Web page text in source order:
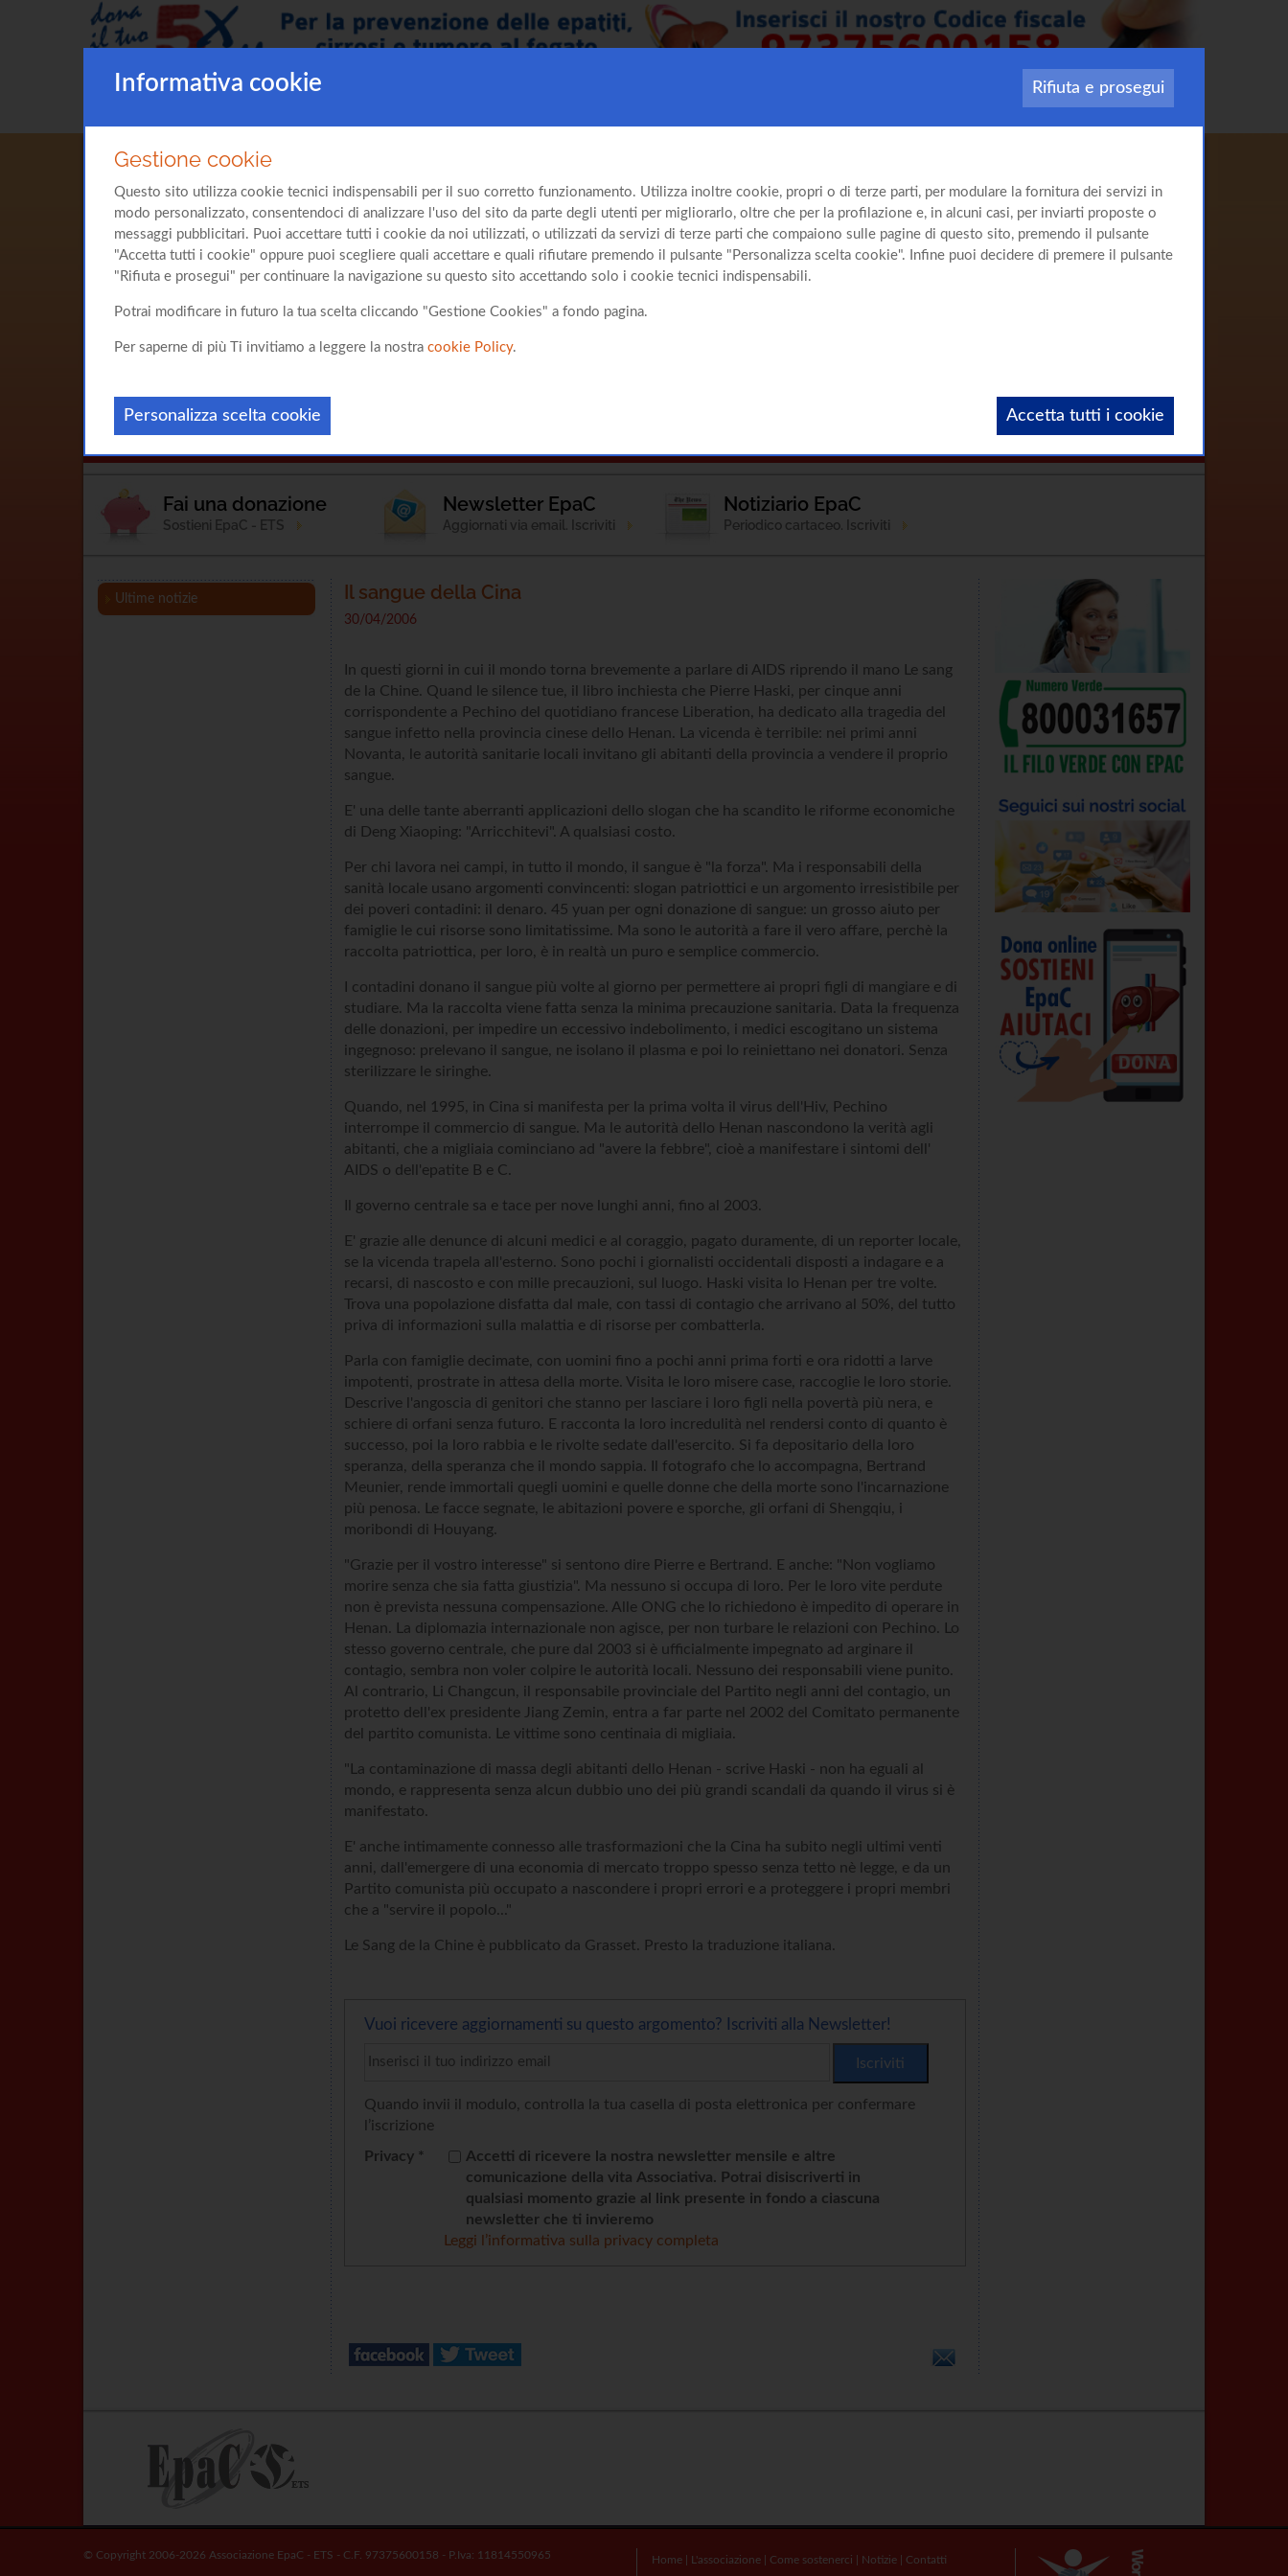
sull'Epatite C
Fai una donazione
Sostieni EpaC - ETS
Newsletter EpaC
Aggiornati via email. Iscriviti
Notiziario EpaC
Periodico cartaceo. Iscriviti
Ultime notizie Il sangue della Cina
30/04/2006
In questi giorni in cui il mondo torna brevemente a parlare di AIDS riprendo il mano Le sang
de la Chine. Quand le silence tue, il libro inchiesta che Pierre Haski, per cinque anni
corrispondente a Pechino del quotidiano francese Liberation, ha dedicato alla tragedia del
sangue infetto nella provincia cinese dello Henan. La vicenda è terribile: nei primi anni
Novanta, le autorità sanitarie locali invitano gli abitanti della provincia a vendere il proprio
sangue.
E' una delle tante aberranti applicazioni dello slogan che ha scandito le riforme economiche
di Deng Xiaoping: "Arricchitevi". A qualsiasi costo.
Per chi lavora nei campi, in tutto il mondo, il sangue è "la forza". Ma i responsabili della
sanità locale usano argomenti convincenti: slogan patriottici e un argomento irresistibile per
dei poveri contadini: il denaro. 45 yuan per ogni donazione di sangue: un grosso aiuto per
famiglie le cui risorse sono limitatissime. Ma sono le autorità a fare il vero affare, perchè la
raccolta patriottica, per loro, è in realtà un puro e semplice commercio.
I contadini donano il sangue più volte al giorno per permettere ai propri figli di mangiare e di
studiare. Ma la raccolta viene fatta senza la minima precauzione sanitaria. Data la frequenza
delle donazioni, per impedire un eccessivo indebolimento, i medici escogitano un sistema
ingegnoso: prelevano il sangue, ne isolano il plasma e poi lo reiniettano nei donatori. Senza
sterilizzare le siringhe.
Quando, nel 1995, in Cina si manifesta per la prima volta il virus dell'Hiv, Pechino
interrompe il commercio di sangue. Ma le autorità dello Henan nascondono la verità agli
abitanti, che a migliaia cominciano ad "avere la febbre", cioè a manifestare i sintomi dell'
AIDS o dell'epatite B e C.
Il governo centrale sa e tace per nove lunghi anni, fino al 2003.
E' grazie alle denunce di alcuni medici e al coraggio, pagato duramente, di un reporter locale,
se la vicenda trapela all'esterno. Sono pochi i giornalisti occidentali disposti a indagare e a
recarsi, di nascosto e con mille precauzioni, sul luogo. Haski visita lo Henan per tre volte.
Trova una popolazione disfatta dal male, con tassi di contagio che arrivano al 50%, del tutto
priva di informazioni sulla malattia e di risorse per combatterla.
Parla con famiglie decimate, con uomini fino a pochi anni prima forti e ora ridotti a larve
impotenti, prostrate in attesa della morte. Visita le loro misere case, raccoglie le loro storie.
Descrive l'angoscia di genitori che stanno per lasciare i loro figli nella povertà più nera, e
schiere di orfani senza futuro. E racconta la loro incredulità nel rendersi conto di quanto è
successo, poi la loro rabbia e le rivolte sedate dall'esercito. Si fa depositario della loro
speranza, della speranza che il mondo sappia. Il fotografo che lo accompagna, Bertrand
Meunier, rende immortali quegli uomini e quelle donne che della morte sono l'incarnazione
più penosa. Le facce segnate, le abitazioni povere e sporche, gli orfani di Shengqiu, i
moribondi di Houyang.
"Grazie per il vostro interesse" si sentono dire Pierre e Bertrand. E anche: "Non vogliamo
morire senza che sia fatta giustizia". Ma nessuno si occupa di loro. Per le loro vite perdute
non è prevista nessuna compensazione. Alle ONG che lo richiedono è impedito di operare in
Henan. La diplomazia internazionale non agisce, per non turbare le relazioni con Pechino. Lo
stesso governo centrale, che pure dal 2003 si è ufficialmente impegnato ad arginare il
contagio, sembra non voler colpire le autorità locali. Nessuno dei responsabili viene punito.
Al contrario, Li Changcun, il responsabile provinciale del Partito negli anni del contagio, un
protetto dell'ex presidente Jiang Zemin, entra a far parte nel 2002 del Comitato permanente
del partito comunista. Le vittime sono centinaia di migliaia.
"La contaminazione di massa degli abitanti dello Henan - scrive Haski - non ha eguali al
mondo, e rappresenta senza alcun dubbio uno dei più grandi scandali da quando il virus si è
manifestato.
E' anche intimamente connesso alle trasformazioni che la Cina ha subito negli ultimi venti
anni, dall'emergere di una economia di mercato troppo spesso senza tetto nè legge, e da un
Partito comunista più occupato a nascondere i propri errori e a proteggere i propri membri
che a "servire il popolo..."
Le Sang de la Chine è pubblicato da Grasset. Presto la traduzione italiana.
Vuoi ricevere aggiornamenti su questo argomento? Iscriviti alla Newsletter!
Quando invii il modulo, controlla la tua casella di posta elettronica per confermare
l’iscrizione
Privacy *
Accetti di ricevere la nostra newsletter mensile e altre
comunicazione della vita Associativa. Potrai disiscriverti in
qualsiasi momento grazie al link presente in fondo a ciascuna
newsletter che ti invieremo
Leggi l’informativa sulla privacy completa
© Copyright 2006-2026 Associazione EpaC - ETS - C.F. 97375600158 - P.Iva: 11814550965 Home| L'associazione| Come sostenerci Notizie| Contatti
Informativa cookie Rifiuta e prosegui
Gestione cookie
Questo sito utilizza cookie tecnici indispensabili per il suo corretto funzionamento. Utilizza inoltre cookie, propri o di terze parti, per modulare la fornitura dei servizi in
modo personalizzato, consentendoci di analizzare l'uso del sito da parte degli utenti per migliorarlo, oltre che per la profilazione e, in alcuni casi, per inviarti proposte o
messaggi pubblicitari. Puoi accettare tutti i cookie da noi utilizzati, o utilizzati da servizi di terze parti che compaiono sulle pagine di questo sito, premendo il pulsante
"Accetta tutti i cookie" oppure puoi scegliere quali accettare e quali rifiutare premendo il pulsante "Personalizza scelta cookie". Infine puoi decidere di premere il pulsante
"Rifiuta e prosegui" per continuare la navigazione su questo sito accettando solo i cookie tecnici indispensabili.
Potrai modificare in futuro la tua scelta cliccando "Gestione Cookies" a fondo pagina.
Per saperne di più Ti invitiamo a leggere la nostra cookie Policy.
Personalizza scelta cookie Accetta tutti i cookie